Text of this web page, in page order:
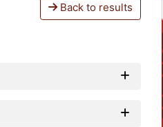
Back to results